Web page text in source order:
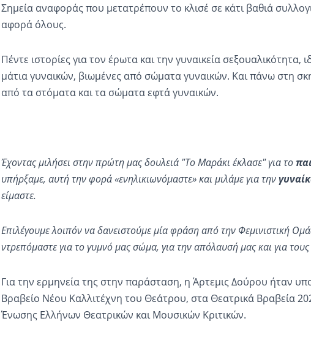
Σημεία αναφοράς που μετατρέπουν το κλισέ σε κάτι βαθιά
αφορά όλους.
Πέντε ιστορίες για τον έρωτα και την γυναικεία σεξουαλικότητα,
μάτια γυναικών, βιωμένες από σώματα γυναικών. Και πάνω στη
από τα στόματα και τα σώματα εφτά γυναικών.
Έχοντας μιλήσει στην πρώτη μας δουλειά "Το Μαράκι έκλασε" για το
υπήρξαμε, αυτή την φορά «ενηλικιωνόμαστε» και μιλάμε για την
είμαστε.
Επιλέγουμε λοιπόν να δανειστούμε μία φράση από την Φεμινιστική
ντρεπόμαστε για το γυμνό μας σώμα, για την απόλαυσή μας και για
Για την ερμηνεία της στην παράσταση, η Άρτεμις Δούρου ήταν
Βραβείο Νέου Καλλιτέχνη του Θεάτρου, στα Θεατρικά Βραβεία
Ένωσης Ελλήνων Θεατρικών και Μουσικών Κριτικών.